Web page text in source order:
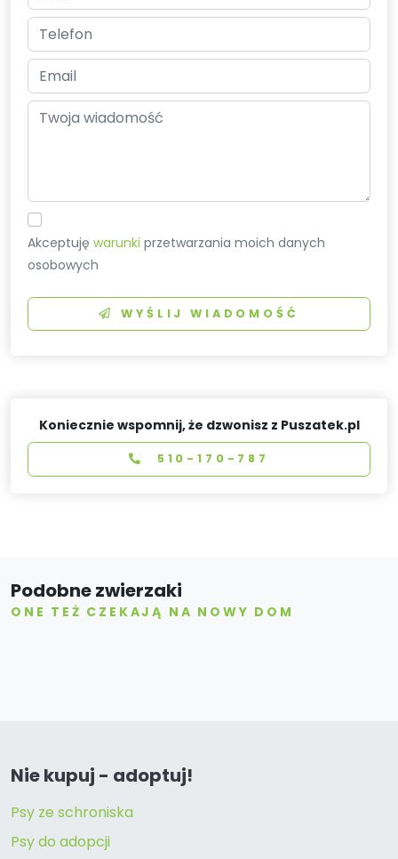
Akceptujęwarunki przetwarzania moich danych
osobowych
WYŚLIJ WIADOMOŚĆ
Koniecznie wspomnij, że dzwonisz z Puszatek.pl
510-170-787
Podobne zwierzaki
ONE TEŻ CZEKAJĄ NA NOWY DOM
Nie kupuj - adoptuj!
Psy ze schroniska
Psy do adopcji